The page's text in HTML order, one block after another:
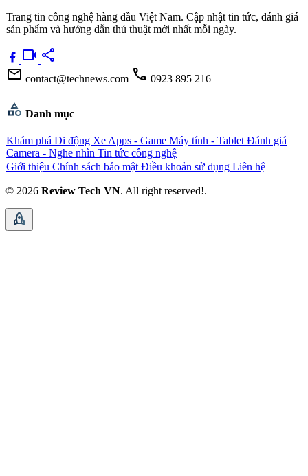
Trang tin công nghệ hàng đầu Việt Nam. Cập nhật tin tức, đánh giá
sản phẩm và hướng dẫn thủ thuật mới nhất mỗi ngày.
videocam share
mail contact@technews.com call 0923 895 216
category Danh mục
Khám phá Di động Xe Apps - Game Máy tính - Tablet Đánh giá
Camera - Nghe nhìn Tin tức công nghệ
Giới thiệu Chính sách bảo mật Điều khoản sử dụng Liên hệ
© 2026 Review Tech VN. All right reserved!.
rocket